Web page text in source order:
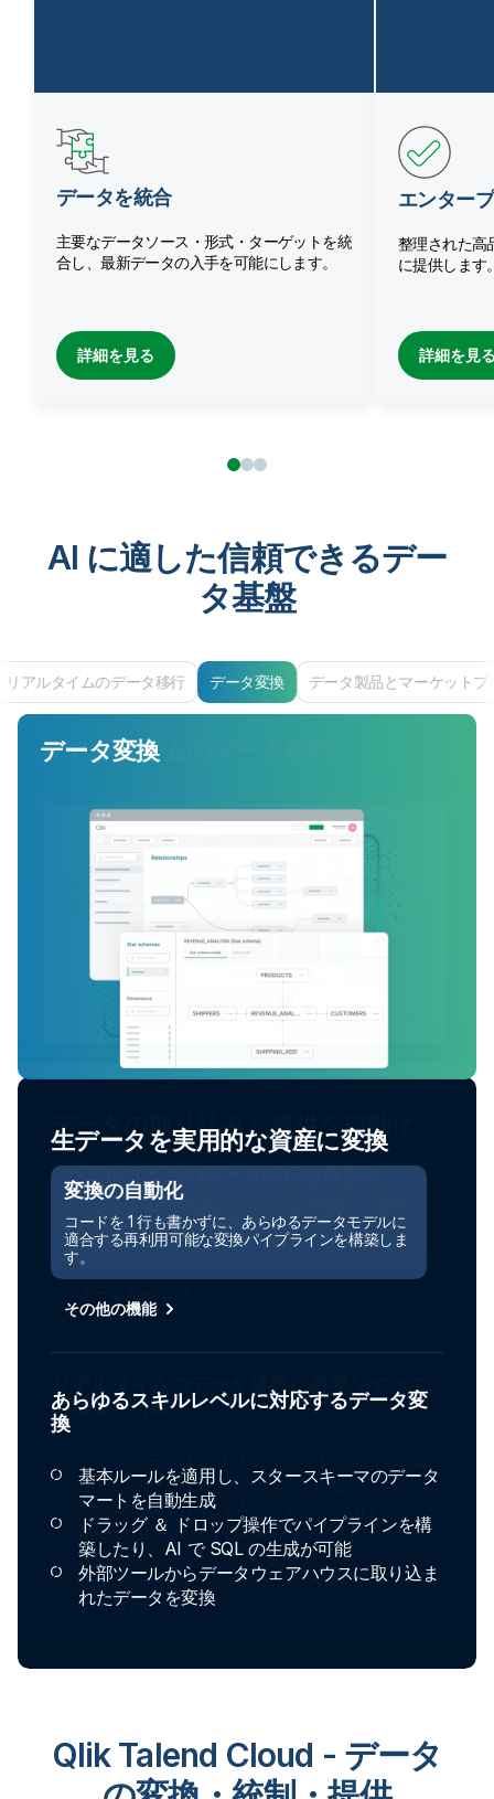
データを統合
主要なデータソース・形式・ターゲットを統
合し、最新データの入手を可能にします。
詳細を見る
エンター
整理された高
に提供します
詳細を見
AI に適した信頼できるデー
タ基盤
リアルタイムのデータ移行 データ変換 データ製品とマーケットプ
データ変換
生データを実用的な資産に変換
変換の自動化
コードを 1 行も書かずに、あらゆるデータモデルに
適合する再利用可能な変換パイプラインを構築しま
す。
その他の機能
あらゆるスキルレベルに対応するデータ変
換
基本ルールを適用し、スタースキーマのデータ
マートを自動生成
ドラッグ ＆ ドロップ操作でパイプラインを構
築したり、AI で SQL の生成が可能
外部ツールからデータウェアハウスに取り込ま
れたデータを変換
Qlik Talend Cloud - データ